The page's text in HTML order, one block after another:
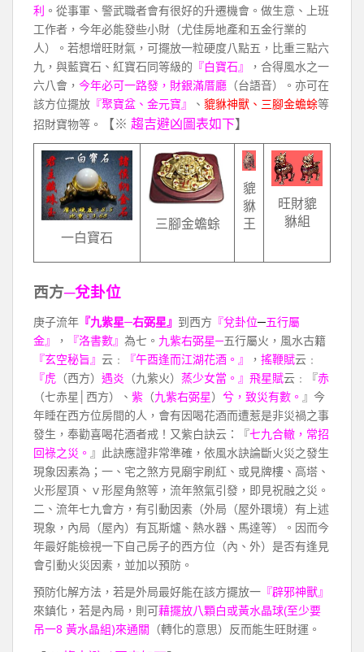
利 。從事軍、警武職者會有很好的升遷機會。做生意、上班
工作者，今年必能發些小財（尤佳房地產和五金行業的
人）。若想增旺財氣，可擺放一粒硬度八點五，比重三點六
九，與藍寶石、紅寶石同等級的 『白寶石』
，合得風水之一
六八會， 今年必可一路發，財銀滿厝廳 （台語音）。亦可在
該方位擺放 『聚寶盆、金元寶』 、 貔貅神獸、三腳金蟾蜍等
招財寶物等。
【※ 趨吉避凶圖表如下】
一白寶石
三腳金蟾蜍
貔
貅
王
旺財貔
貅組
西方─兌卦位
庚子流年 『九紫星─右弼星』 到西方 『兌卦位─五行屬
金』
， 『洛書數』 為七。 九紫右弼星─五行屬火，風水古籍
『玄空秘旨』 云﹕ 『午酉逢而江湖花酒。』 ， 搖鞭賦云﹕
『虎 （西方） 遇炎 （九紫火） 蒸少女當。』飛星賦云﹕『赤
（七赤星│西方）、 紫 （九紫右弼星） 兮，致災有數。 』今
年睡在西方位房間的人，會有因喝花酒而遭惹是非災禍之事
發生，奉勸喜喝花酒者戒！又紫白訣云：『七九合轍，常招
回祿之災。 』此訣應證非常準確，依風水訣論斷火災之發生
現象因素為；一、宅之煞方見廟宇刷紅、或見牌樓、高塔、
火形屋頂、ｖ形屋角煞等，流年煞氣引發，即見祝融之災。
二、流年七九會方，有引動因素（外局（屋外環境）有上述
現象，內局（屋內）有瓦斯爐、熱水器、馬達等）。因而今
年最好能檢視一下自己房子的西方位（內、外）是否有逢見
會引動火災因素，並加以預防。
預防化解方法，若是外局最好能在該方擺放一 『辟邪神獸』
來鎮化，若是內局，則可藉擺放八顆白或黃水晶球(至少要
吊一8 黃水晶組)來通關 （轉化的意思）反而能生旺財運。